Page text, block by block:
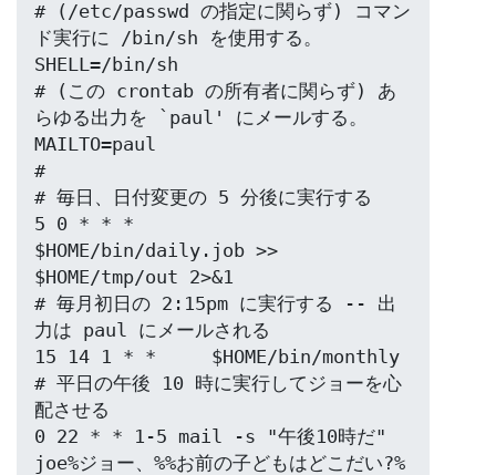
# (/etc/passwd の指定に関らず) コマン
ド実行に /bin/sh を使用する。
SHELL=/bin/sh
# (この crontab の所有者に関らず) あ
らゆる出力を `paul' にメールする。
MAILTO=paul
#
# 毎日、日付変更の 5 分後に実行する
5 0 * * *
$HOME/bin/daily.job >>
$HOME/tmp/out 2>&1
# 毎月初日の 2:15pm に実行する -- 出
力は paul にメールされる
15 14 1 * *     $HOME/bin/monthly
# 平日の午後 10 時に実行してジョーを心
配させる
0 22 * * 1-5 mail -s "午後10時だ"
joe%ジョー、%%お前の子どもはどこだい?%